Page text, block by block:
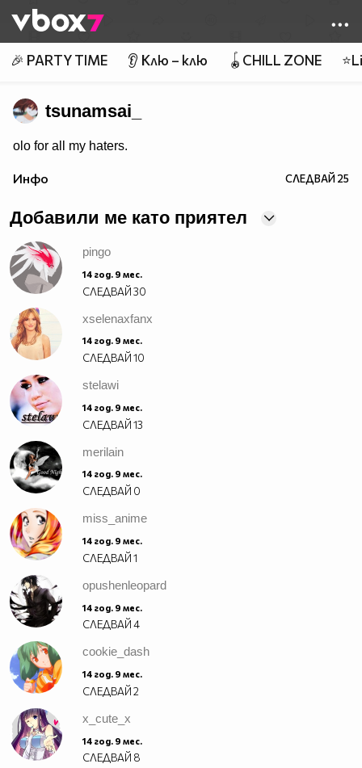
👾
🎉 PARTY TIME 👂 Клю – клю 🪀CHILL ZONE
tsunamsai_
olo for all my haters.
Инфо СЛЕДВАЙ25
Добавили ме като приятел
pingo
14 год. 9 мес.
СЛЕДВАЙ30
xselenaxfanx
14 год. 9 мес.
СЛЕДВАЙ10
stelawi
14 год. 9 мес.
СЛЕДВАЙ13
merilain
14 год. 9 мес.
СЛЕДВАЙ 0
miss_anime
14 год. 9 мес.
СЛЕДВАЙ1
opushenleopard
14 год. 9 мес.
СЛЕДВАЙ4
cookie_dash
14 год. 9 мес.
СЛЕДВАЙ2
x_cute_x
14 год. 9 мес.
СЛЕДВАЙ 8